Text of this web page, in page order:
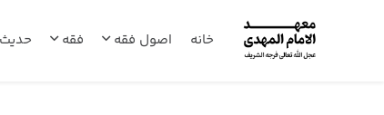
خانه اصول فقه فقه